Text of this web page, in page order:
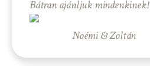
Bátran ajánljuk mindenkinek!
Noémi & Zoltán